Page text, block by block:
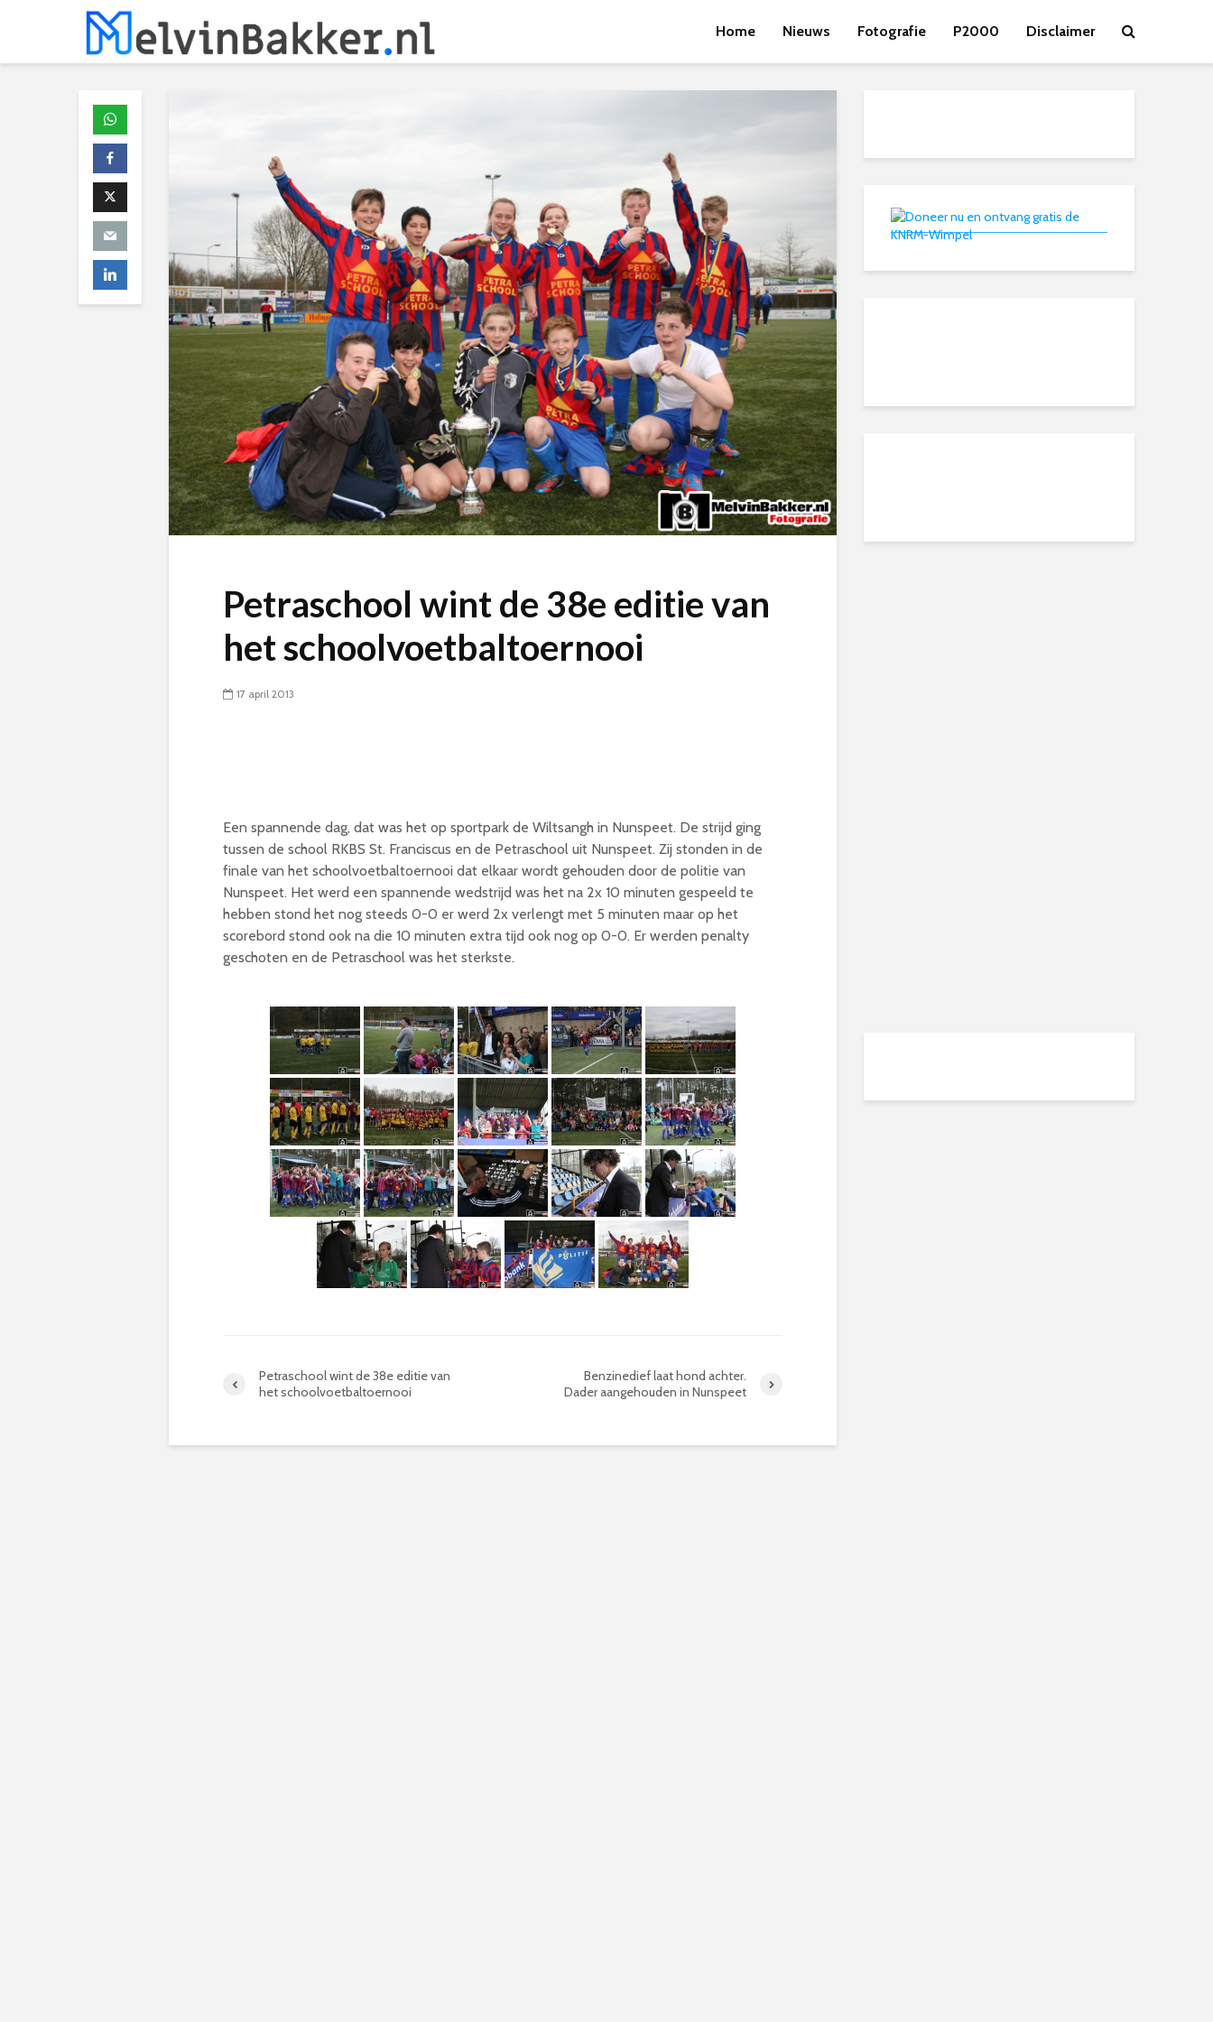
Home Nieuws Fotografie P2000 Disclaimer
Petraschool wint de 38e editie van
het schoolvoetbaltoernooi
17 april 2013
Een spannende dag, dat was het op sportpark de Wiltsangh in Nunspeet. De strijd ging
tussen de school RKBS St. Franciscus en de Petraschool uit Nunspeet. Zij stonden in de
finale van het schoolvoetbaltoernooi dat elkaar wordt gehouden door de politie van
Nunspeet. Het werd een spannende wedstrijd was het na 2x 10 minuten gespeeld te
hebben stond het nog steeds 0-0 er werd 2x verlengt met 5 minuten maar op het
scorebord stond ook na die 10 minuten extra tijd ook nog op 0-0. Er werden penalty
geschoten en de Petraschool was het sterkste.
Petraschool wint de 38e editie van
het schoolvoetbaltoernooi
Benzinedief laat hond achter.
Dader aangehouden in Nunspeet